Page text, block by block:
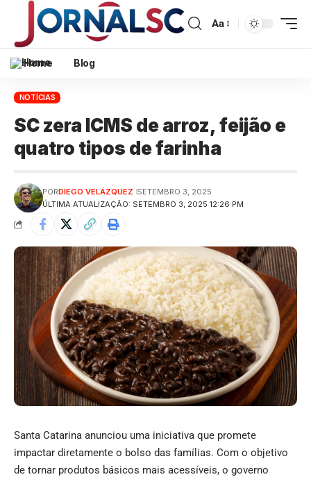
Aa
Home Blog
NOTÍCIAS
SC zera ICMS de arroz, feijão e
quatro tipos de farinha
ÚLTIMA ATUALIZAÇÃO: SETEMBRO 3, 2025 12:26 PM
PORDIEGO VELÁZQUEZ SETEMBRO 3, 2025
Santa Catarina anunciou uma iniciativa que promete
impactar diretamente o bolso das famílias. Com o objetivo
de tornar produtos básicos mais acessíveis, o governo